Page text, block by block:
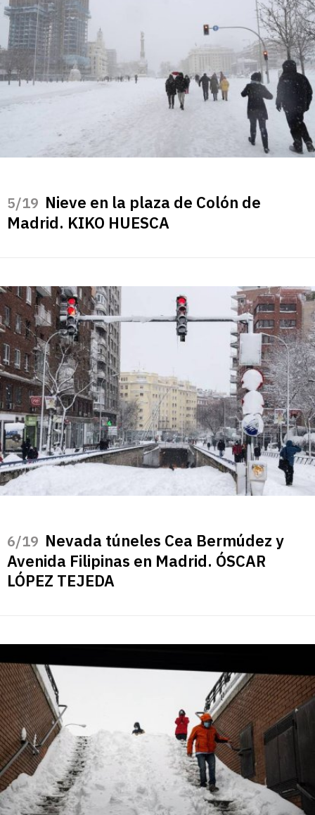
/19 Nieve en la plaza de Colón de
Madrid. KIKO HUESCA
/19 Nevada túneles Cea Bermúdez y
Avenida Filipinas en Madrid. ÓSCAR
LÓPEZ TEJEDA